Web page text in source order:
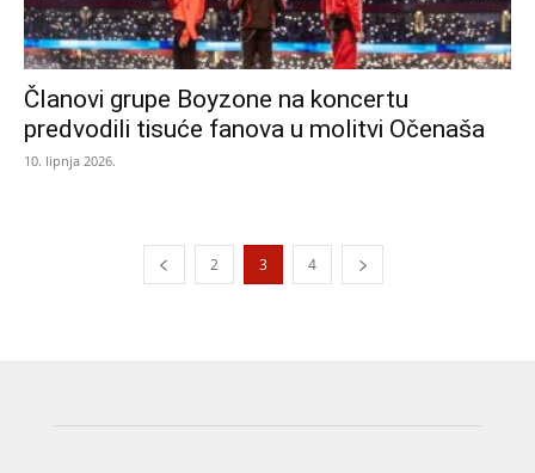
Članovi grupe Boyzone na koncertu
predvodili tisuće fanova u molitvi Očenaša
10. lipnja 2026.
2 3 4